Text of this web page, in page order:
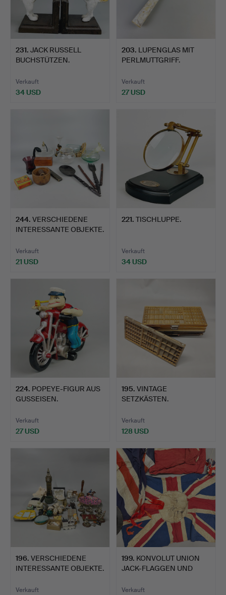
231. JACK RUSSELL
BUCHSTÜTZEN.
Verkauft
34 USD
203. LUPENGLAS MIT
PERLMUTTGRIFF.
Verkauft
27 USD
244. VERSCHIEDENE
INTERESSANTE OBJEKTE.
Verkauft
21 USD
221. TISCHLUPPE.
Verkauft
34 USD
224. POPEYE-FIGUR AUS
GUSSEISEN.
Verkauft
27 USD
195. VINTAGE
SETZKÄSTEN.
Verkauft
128 USD
196. VERSCHIEDENE
INTERESSANTE OBJEKTE.
Verkauft
199. KONVOLUT UNION
JACK-FLAGGEN UND
Verkauft